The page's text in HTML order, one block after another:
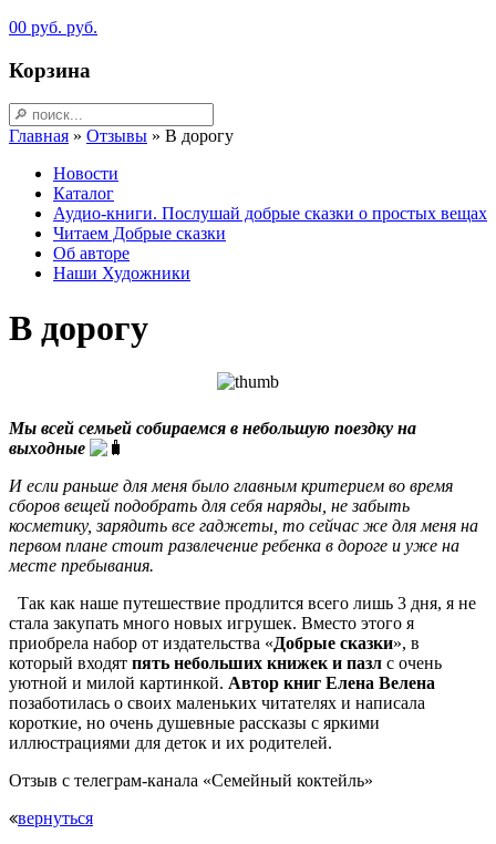
00 руб. руб.
Корзина
Главная » Отзывы » В дорогу
Новости
Каталог
Аудио-книги. Послушай добрые сказки о простых вещах
Читаем Добрые сказки
Об авторе
Наши Художники
В дорогу
Мы всей семьей собираемся в небольшую поездку на
выходные
И если раньше для меня было главным критерием во время
сборов вещей подобрать для себя наряды, не забыть
косметику, зарядить все гаджеты, то сейчас же для меня на
первом плане стоит развлечение ребенка в дороге и уже на
месте пребывания.
Так как наше путешествие продлится всего лишь 3 дня, я не
стала закупать много новых игрушек. Вместо этого я
приобрела набор от издательства «Добрые сказки», в
который входят пять небольших книжек и пазл с очень
уютной и милой картинкой. Автор книг Елена Велена
позаботилась о своих маленьких читателях и написала
короткие, но очень душевные рассказы с яркими
иллюстрациями для деток и их родителей.
Отзыв с телеграм-канала «Семейный коктейль»
вернуться